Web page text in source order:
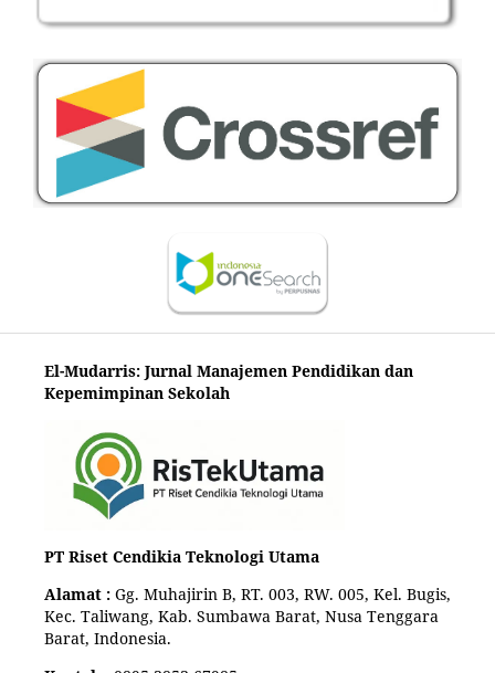
El-Mudarris: Jurnal Manajemen Pendidikan dan
Kepemimpinan Sekolah
PT Riset Cendikia Teknologi Utama
Alamat : Gg. Muhajirin B, RT. 003, RW. 005, Kel. Bugis,
Kec. Taliwang, Kab. Sumbawa Barat, Nusa Tenggara
Barat, Indonesia.